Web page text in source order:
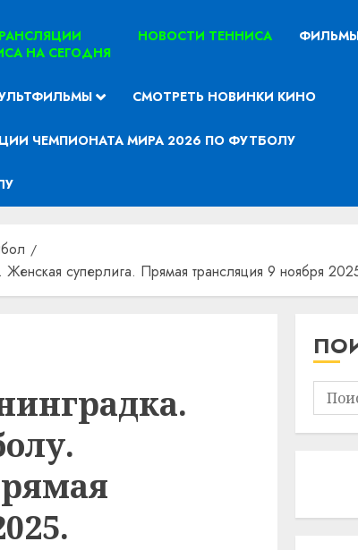
НА СЕГОДНЯ
НОВОСТИ ТЕННИСА
СМОТРЕТЬ НОВИНКИ КИНО
ЧЕМПИОНАТА МИРА 2026 ПО ФУТБОЛУ
суперлига. Прямая трансляция 9 ноября